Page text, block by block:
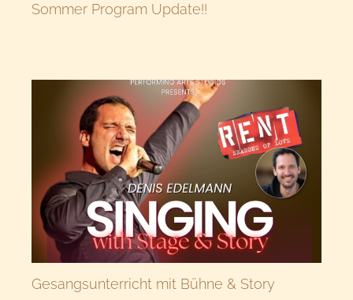
Sommer Program Update!!
Gesangsunterricht mit Bühne & Story